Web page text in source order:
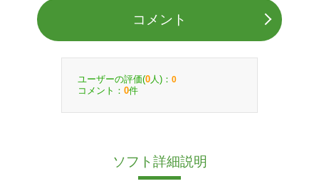
コメント
ユーザーの評価(0 人)： 0
コメント： 0件
ソフト詳細説明